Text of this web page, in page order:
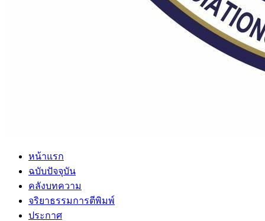
หน้าแรก
ฉบับปัจจุบัน
คลังบทความ
จริยาธรรมการตีพิมพ์
ประกาศ